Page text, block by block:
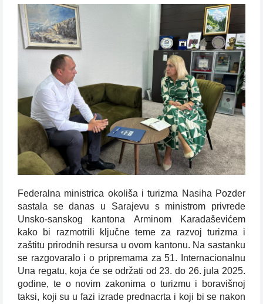
Federalna ministrica okoliša i turizma Nasiha Pozder
sastala se danas u Sarajevu s ministrom privrede
Unsko-sanskog kantona Arminom Karadaševićem
kako bi razmotrili ključne teme za razvoj turizma i
zaštitu prirodnih resursa u ovom kantonu. Na sastanku
se razgovaralo i o pripremama za 51. Internacionalnu
Una regatu, koja će se održati od 23. do 26. jula 2025.
godine, te o novim zakonima o turizmu i boravišnoj
taksi, koji su u fazi izrade prednacrta i koji bi se nakon